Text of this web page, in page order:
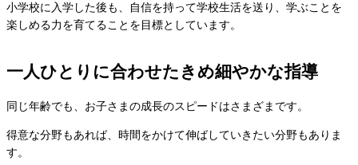
小学校に入学した後も、自信を持って学校生活を送り、学ぶことを
楽しめる力を育てることを目標としています。
一人ひとりに合わせたきめ細やかな指導
同じ年齢でも、お子さまの成長のスピードはさまざまです。
得意な分野もあれば、時間をかけて伸ばしていきたい分野もありま
す。